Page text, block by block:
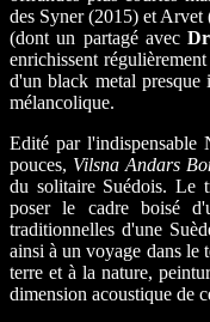
des Syner (2015) et Arvet
(dont un partagé avec
enrichissent
d'un black metal presque
mélancolique.
Edité par
pouces, Vilsna Andars
du solitaire Suédois. Le
poser le cadre boisé
traditionnelles d'une
ainsi à un voyage dans le
terre et à la nature,
dimension acoustique de